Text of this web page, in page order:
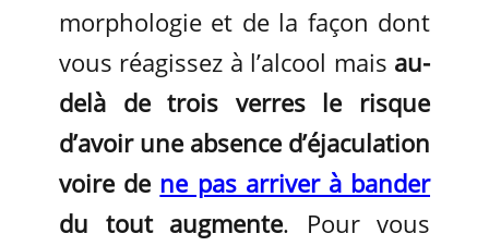
morphologie et de la façon dont
vous réagissez à l’alcool mais au-
delà de trois verres le risque
d’avoir une absence d’éjaculation
voire de ne pas arriver à bander
du tout augmente. Pour vous